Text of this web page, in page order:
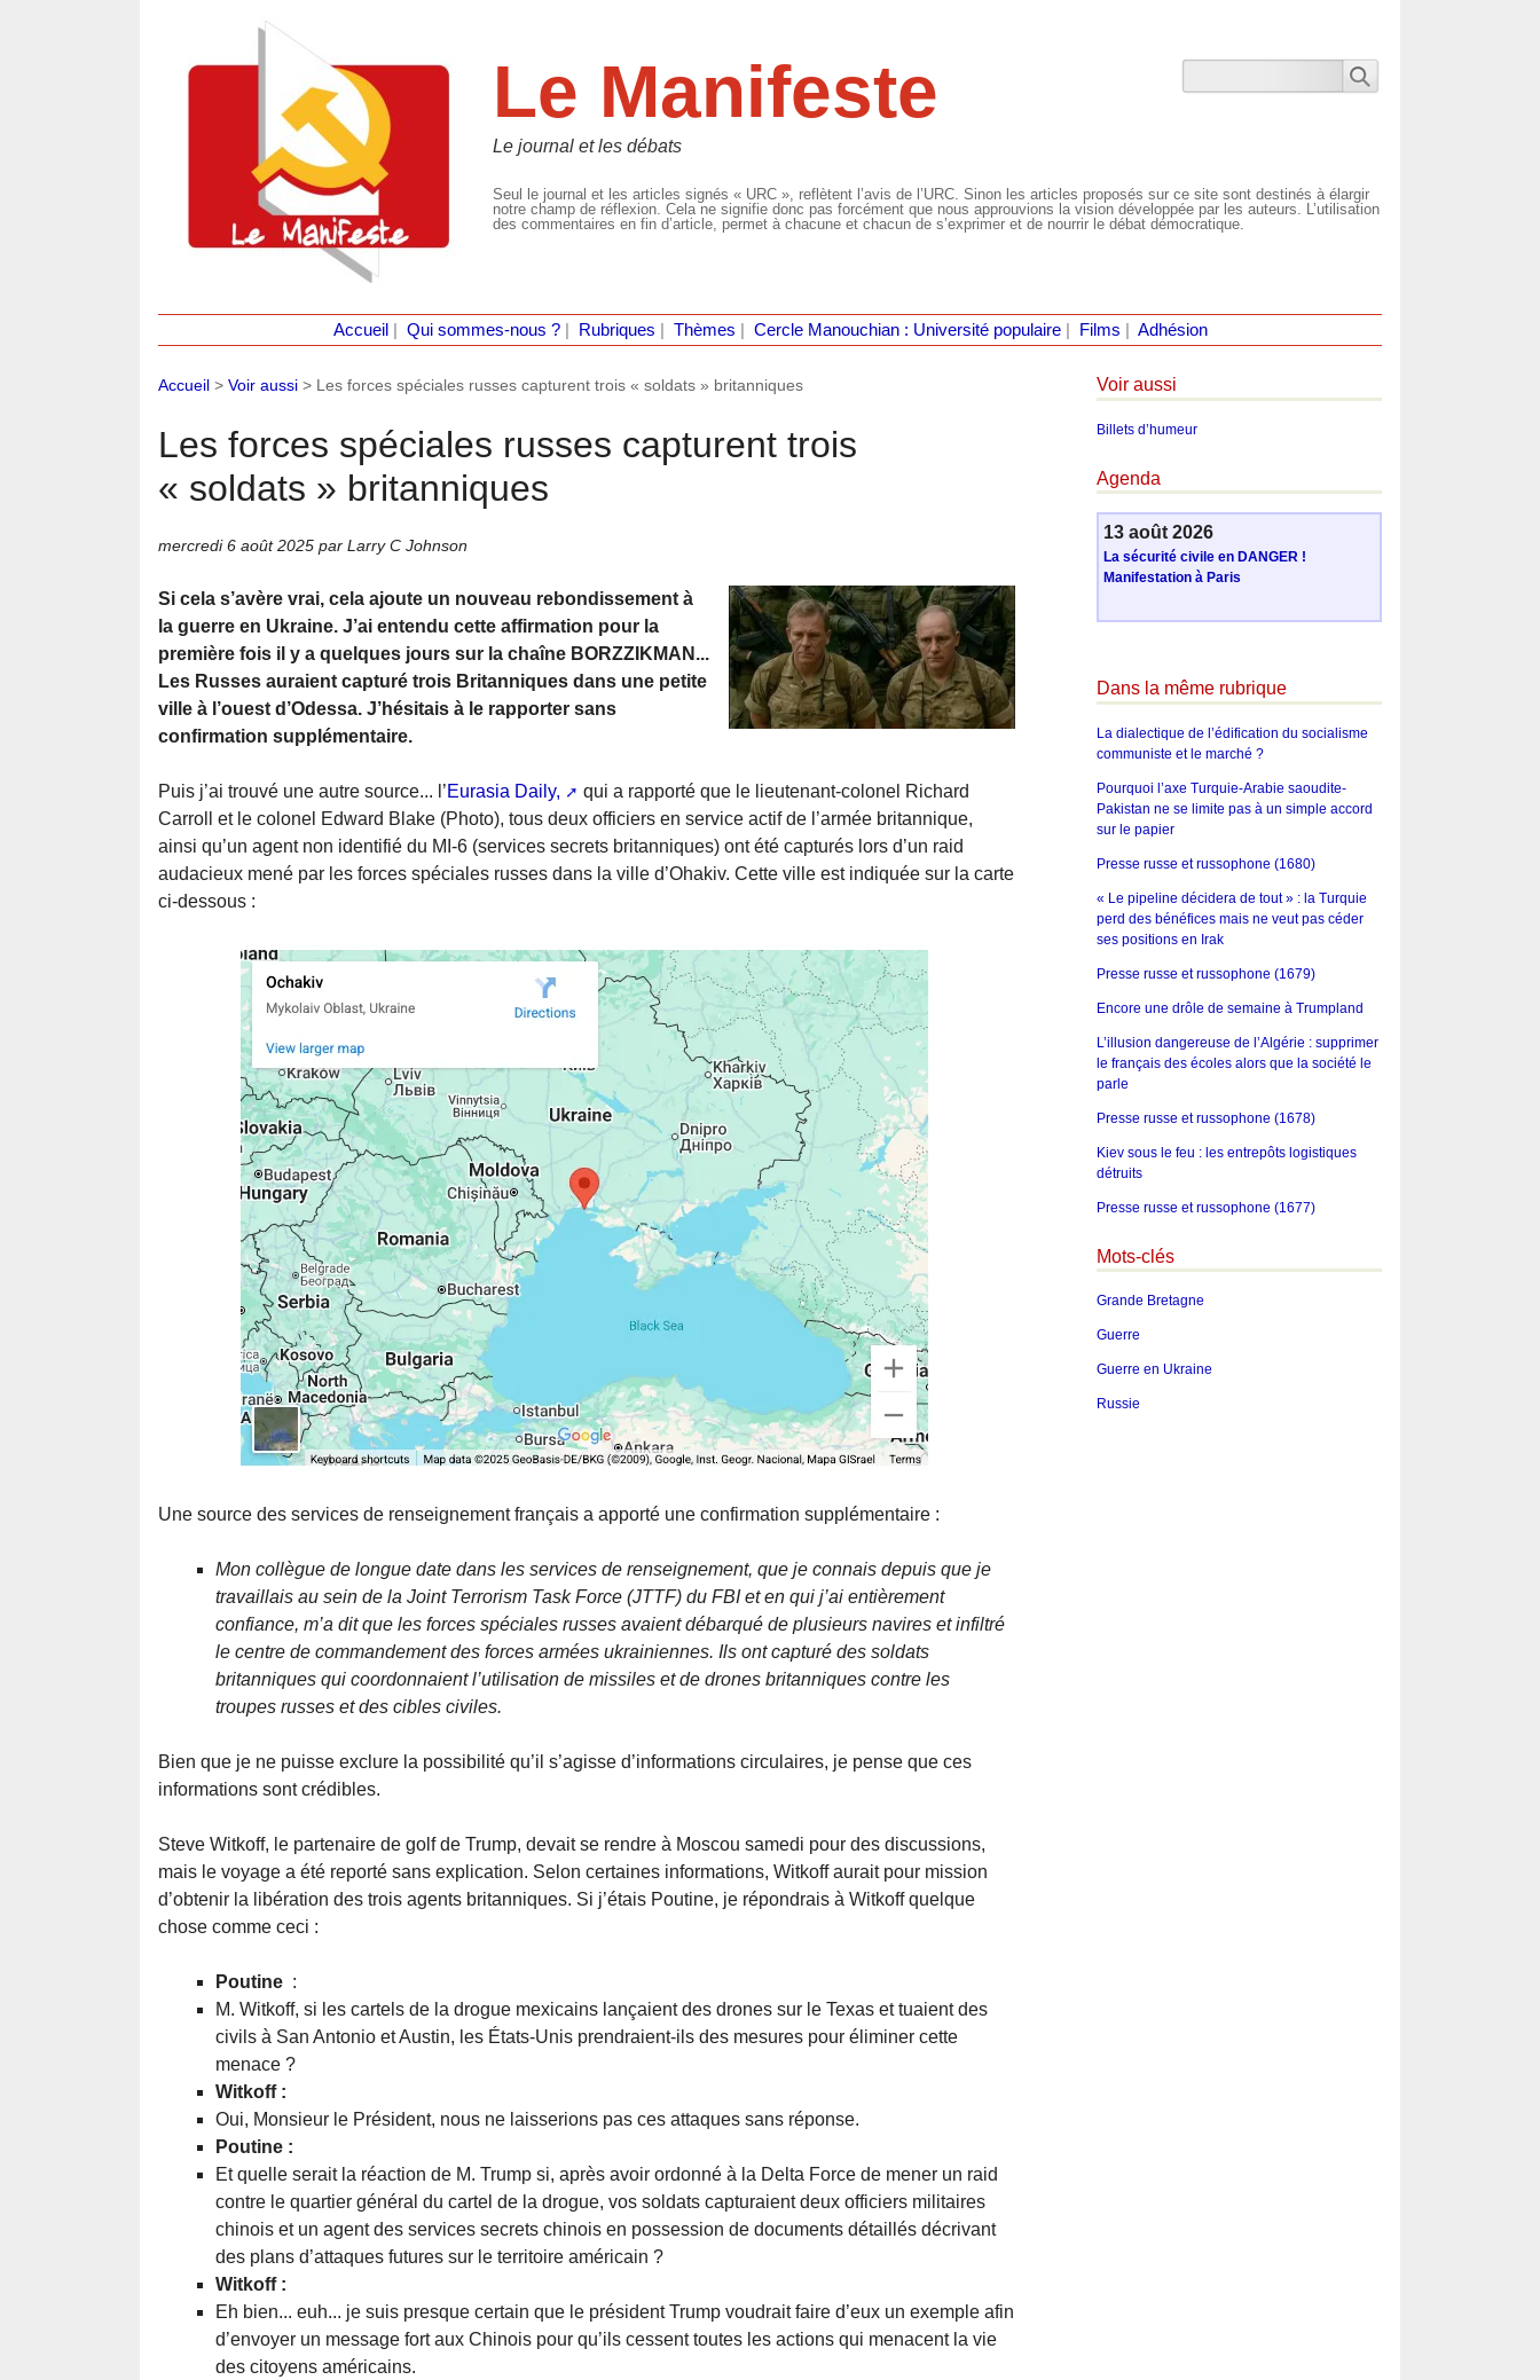
Le Manifeste
Le journal et les débats
Seul le journal et les articles signés « URC », reflètent l’avis de l’URC. Sinon les articles proposés sur ce site sont destinés à élargir
notre champ de réflexion. Cela ne signifie donc pas forcément que nous approuvions la vision développée par les auteurs. L’utilisation
des commentaires en fin d’article, permet à chacune et chacun de s’exprimer et de nourrir le débat démocratique.
Accueil Qui sommes-nous ?| Rubriques Thèmes Cercle Manouchian : Université populaire| Films Adhésion
Accueil > Voir aussi > Les forces spéciales russes capturent trois « soldats » britanniques
Les forces spéciales russes capturent trois
« soldats » britanniques
mercredi 6 août 2025 par Larry C Johnson
Si cela s’avère vrai, cela ajoute un nouveau rebondissement à
la guerre en Ukraine. J’ai entendu cette affirmation pour la
première fois il y a quelques jours sur la chaîne BORZZIKMAN...
Les Russes auraient capturé trois Britanniques dans une petite
ville à l’ouest d’Odessa. J’hésitais à le rapporter sans
confirmation supplémentaire.
Puis j’ai trouvé une autre source... l’Eurasia Daily,
qui a rapporté que le lieutenant-colonel Richard
Carroll et le colonel Edward Blake (Photo), tous deux officiers en service actif de l’armée britannique,
ainsi qu’un agent non identifié du MI-6 (services secrets britanniques) ont été capturés lors d’un raid
audacieux mené par les forces spéciales russes dans la ville d’Ohakiv. Cette ville est indiquée sur la carte
ci-dessous :
Une source des services de renseignement français a apporté une confirmation supplémentaire :
Mon collègue de longue date dans les services de renseignement, que je connais depuis que je
travaillais au sein de la Joint Terrorism Task Force (JTTF) du FBI et en qui j’ai entièrement
confiance, m’a dit que les forces spéciales russes avaient débarqué de plusieurs navires et infiltré
le centre de commandement des forces armées ukrainiennes. Ils ont capturé des soldats
britanniques qui coordonnaient l’utilisation de missiles et de drones britanniques contre les
troupes russes et des cibles civiles.
Bien que je ne puisse exclure la possibilité qu’il s’agisse d’informations circulaires, je pense que ces
informations sont crédibles.
Steve Witkoff, le partenaire de golf de Trump, devait se rendre à Moscou samedi pour des discussions,
mais le voyage a été reporté sans explication. Selon certaines informations, Witkoff aurait pour mission
d’obtenir la libération des trois agents britanniques. Si j’étais Poutine, je répondrais à Witkoff quelque
chose comme ceci :
Poutine :
M. Witkoff, si les cartels de la drogue mexicains lançaient des drones sur le Texas et tuaient des
civils à San Antonio et Austin, les États-Unis prendraient-ils des mesures pour éliminer cette
menace ?
Witkoff :
Oui, Monsieur le Président, nous ne laisserions pas ces attaques sans réponse.
Poutine :
Et quelle serait la réaction de M. Trump si, après avoir ordonné à la Delta Force de mener un raid
contre le quartier général du cartel de la drogue, vos soldats capturaient deux officiers militaires
chinois et un agent des services secrets chinois en possession de documents détaillés décrivant
des plans d’attaques futures sur le territoire américain ?
Witkoff :
Eh bien... euh... je suis presque certain que le président Trump voudrait faire d’eux un exemple afin
d’envoyer un message fort aux Chinois pour qu’ils cessent toutes les actions qui menacent la vie
des citoyens américains.
Voir aussi
Billets d’humeur
Agenda
13 août 2026
La sécurité civile en DANGER !
Manifestation à Paris
Dans la même rubrique
La dialectique de l’édification du socialisme
communiste et le marché ?
Pourquoi l’axe Turquie-Arabie saoudite-
Pakistan ne se limite pas à un simple accord
sur le papier
Presse russe et russophone (1680)
« Le pipeline décidera de tout » : la Turquie
perd des bénéfices mais ne veut pas céder
ses positions en Irak
Presse russe et russophone (1679)
Encore une drôle de semaine à Trumpland
L’illusion dangereuse de l’Algérie : supprimer
le français des écoles alors que la société le
parle
Presse russe et russophone (1678)
Kiev sous le feu : les entrepôts logistiques
détruits
Presse russe et russophone (1677)
Mots-clés
Grande Bretagne
Guerre
Guerre en Ukraine
Russie